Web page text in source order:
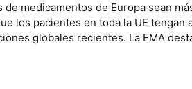
de medicamentos de Europa sean
los pacientes en toda la UE
globales recientes. La EMA